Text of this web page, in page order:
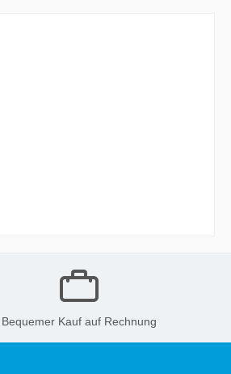
Bequemer Kauf auf Rechnung